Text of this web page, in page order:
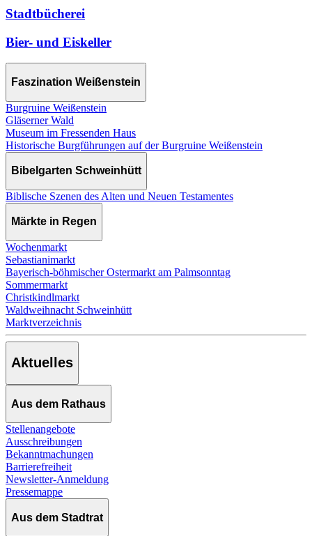
Stadtbücherei
Bier- und Eiskeller
Faszination Weißenstein
Burgruine Weißenstein
Gläserner Wald
Museum im Fressenden Haus
Historische Burgführungen auf der Burgruine Weißenstein
Bibelgarten Schweinhütt
Biblische Szenen des Alten und Neuen Testamentes
Märkte in Regen
Wochenmarkt
Sebastianimarkt
Bayerisch-böhmischer Ostermarkt am Palmsonntag
Sommermarkt
Christkindlmarkt
Waldweihnacht Schweinhütt
Marktverzeichnis
Aktuelles
Aus dem Rathaus
Stellenangebote
Ausschreibungen
Bekanntmachungen
Barrierefreiheit
Newsletter-Anmeldung
Pressemappe
Aus dem Stadtrat